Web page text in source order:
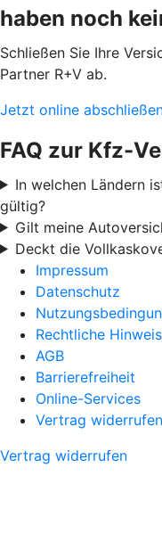
haben noch
Schließen Sie Ihre
Partner R+V ab.
Jetzt online
FAQ zur Kfz-
In welchen Ländern
gültig?
Gilt meine
Deckt die
Impressum
Datenschutz
Rechtliche
AGB
Barrierefreiheit
Online-Services
Vertrag widerrufen
Vertrag widerrufen